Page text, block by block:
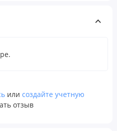
содержание которых в
уменьшения дискомфорта.
или создайте учетную
отзыв